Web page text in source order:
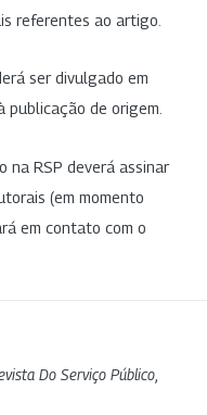
referentes ao artigo.
ser divulgado em
publicação de origem.
na RSP deverá assinar
(em momento
em contato com o
Do Serviço Público